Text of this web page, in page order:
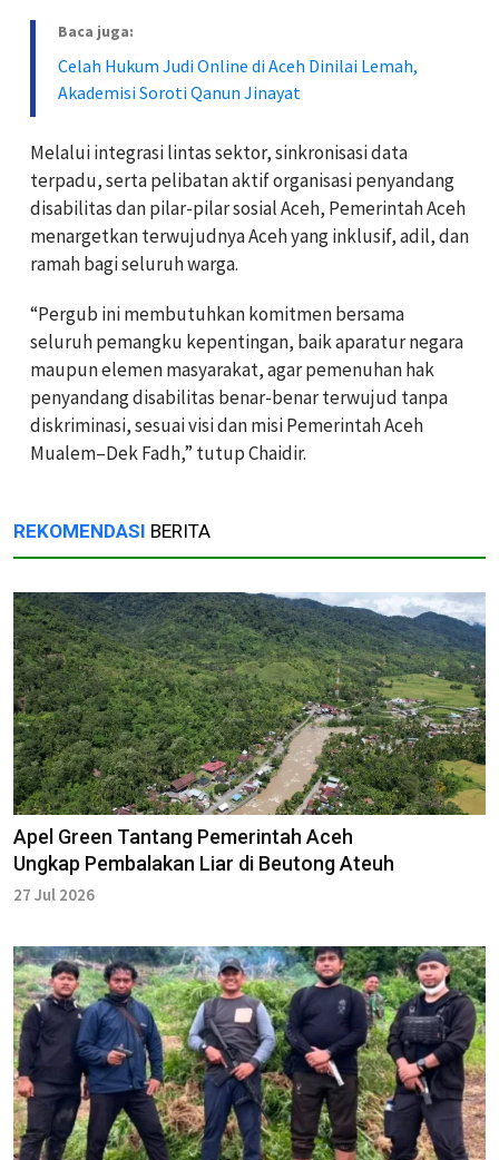
Baca juga:
Celah Hukum Judi Online di Aceh Dinilai Lemah,
Akademisi Soroti Qanun Jinayat
Melalui integrasi lintas sektor, sinkronisasi data
terpadu, serta pelibatan aktif organisasi penyandang
disabilitas dan pilar-pilar sosial Aceh, Pemerintah Aceh
menargetkan terwujudnya Aceh yang inklusif, adil, dan
ramah bagi seluruh warga.
“Pergub ini membutuhkan komitmen bersama
seluruh pemangku kepentingan, baik aparatur negara
maupun elemen masyarakat, agar pemenuhan hak
penyandang disabilitas benar-benar terwujud tanpa
diskriminasi, sesuai visi dan misi Pemerintah Aceh
Mualem–Dek Fadh,” tutup Chaidir.
REKOMENDASI BERITA
Apel Green Tantang Pemerintah Aceh
Ungkap Pembalakan Liar di Beutong Ateuh
27 Jul 2026